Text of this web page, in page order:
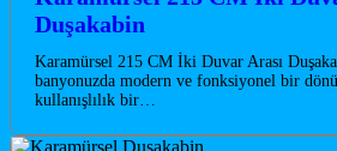
Duşakabin
Karamürsel 215 CM İki Duvar Arası
banyonuzda modern ve fonksiyonel bir
kullanışlılık bir…